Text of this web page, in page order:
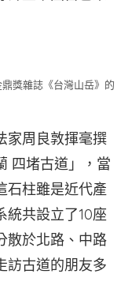
獎雜誌《台灣山岳》的
家周良敦揮毫撰
四堵古道」，當
石柱雖是近代產
統共設立了10座
散於北路、中路
訪古道的朋友多